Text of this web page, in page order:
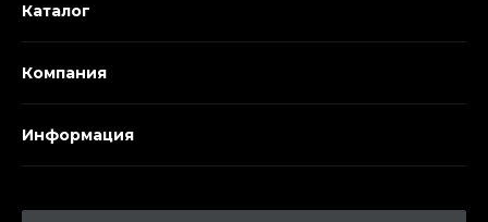
Каталог
Компания
Информация